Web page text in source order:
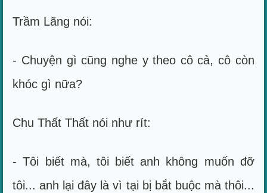
Trầm Lãng nói:
- Chuyện gì cũng nghe y theo cô cả, cô còn
khóc gì nữa?
Chu Thất Thất nói như rít:
- Tôi biết mà, tôi biết anh không muốn đỡ
tôi... anh lại đây là vì tại bị bắt buộc mà thôi...